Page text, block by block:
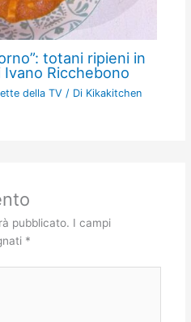
totani ripieni in
Ricchebono
della TV / Di Kikakitchen
pubblicato. I campi
*